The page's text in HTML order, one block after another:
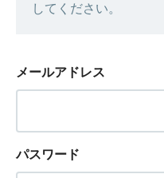
してください。
メールアドレス
パスワード